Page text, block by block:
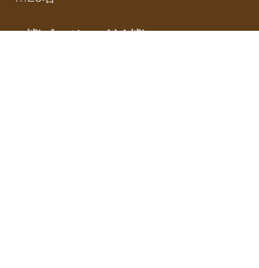
＜☃プログラム料金☃＞